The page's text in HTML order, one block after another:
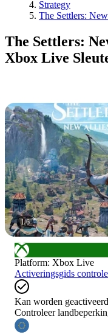
Strategy
The Settlers:
The Settlers:
Xbox Live
1/6
Platform: Xbox Live
Activeringsgids
Kan worden
Controleer